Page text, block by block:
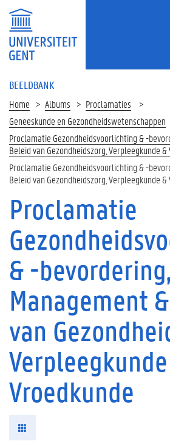
BEELDBANK
Home Albums
Proclamaties
Geneeskunde en Gezondheidswetenschappen
Proclamatie Gezondheidsvoorlichting & -
Beleid van Gezondheidszorg, Verpleegkunde &
Proclamatie Gezondheidsvoorlichting & -
Beleid van Gezondheidszorg, Verpleegkunde &
Proclamatie
& -bevordering,
Management
van
Vroedkunde